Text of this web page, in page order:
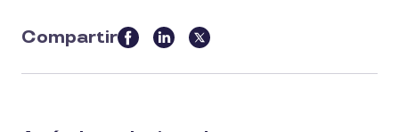
Compartir
this
article